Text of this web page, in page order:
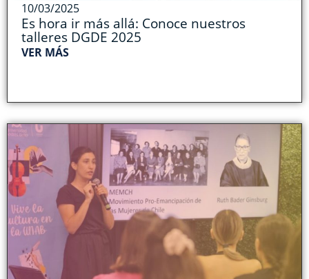
10/03/2025
Es hora ir más allá: Conoce nuestros
talleres DGDE 2025
VER MÁS